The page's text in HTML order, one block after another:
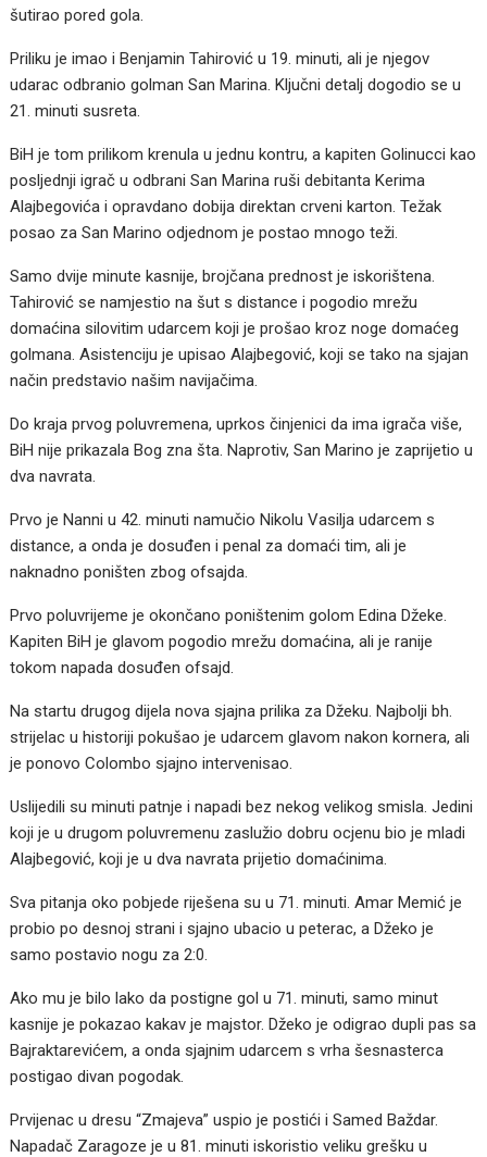
šutirao pored gola.
Priliku je imao i Benjamin Tahirović u 19. minuti, ali je njegov
udarac odbranio golman San Marina. Ključni detalj dogodio se u
21. minuti susreta.
BiH je tom prilikom krenula u jednu kontru, a kapiten Golinucci kao
posljednji igrač u odbrani San Marina ruši debitanta Kerima
Alajbegovića i opravdano dobija direktan crveni karton. Težak
posao za San Marino odjednom je postao mnogo teži.
Samo dvije minute kasnije, brojčana prednost je iskorištena.
Tahirović se namjestio na šut s distance i pogodio mrežu
domaćina silovitim udarcem koji je prošao kroz noge domaćeg
golmana. Asistenciju je upisao Alajbegović, koji se tako na sjajan
način predstavio našim navijačima.
Do kraja prvog poluvremena, uprkos činjenici da ima igrača više,
BiH nije prikazala Bog zna šta. Naprotiv, San Marino je zaprijetio u
dva navrata.
Prvo je Nanni u 42. minuti namučio Nikolu Vasilja udarcem s
distance, a onda je dosuđen i penal za domaći tim, ali je
naknadno poništen zbog ofsajda.
Prvo poluvrijeme je okončano poništenim golom Edina Džeke.
Kapiten BiH je glavom pogodio mrežu domaćina, ali je ranije
tokom napada dosuđen ofsajd.
Na startu drugog dijela nova sjajna prilika za Džeku. Najbolji bh.
strijelac u historiji pokušao je udarcem glavom nakon kornera, ali
je ponovo Colombo sjajno intervenisao.
Uslijedili su minuti patnje i napadi bez nekog velikog smisla. Jedini
koji je u drugom poluvremenu zaslužio dobru ocjenu bio je mladi
Alajbegović, koji je u dva navrata prijetio domaćinima.
Sva pitanja oko pobjede riješena su u 71. minuti. Amar Memić je
probio po desnoj strani i sjajno ubacio u peterac, a Džeko je
samo postavio nogu za 2:0.
Ako mu je bilo lako da postigne gol u 71. minuti, samo minut
kasnije je pokazao kakav je majstor. Džeko je odigrao dupli pas sa
Bajraktarevićem, a onda sjajnim udarcem s vrha šesnasterca
postigao divan pogodak.
Prvijenac u dresu “Zmajeva” uspio je postići i Samed Baždar.
Napadač Zaragoze je u 81. minuti iskoristio veliku grešku u